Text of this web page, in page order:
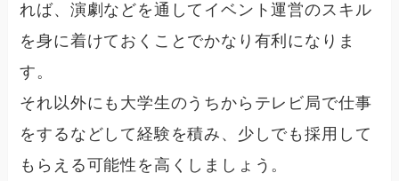
れば、演劇などを通してイベント運営のスキル
を身に着けておくことでかなり有利になりま
す。
それ以外にも大学生のうちからテレビ局で仕事
をするなどして経験を積み、少しでも採用して
もらえる可能性を高くしましょう。